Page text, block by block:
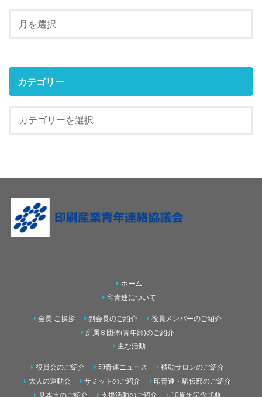
カテゴリー
ホーム
印青連について
会長 ご挨拶 副会長のご紹介
役員メンバーのご紹介
所属８団体(青年部)のご紹介
主な活動
役員会のご紹介 印青連ニュース
移動サロンのご紹介
大人の運動会
サミットのご紹介
印青連・駅伝部のご紹介
見本市のご紹介
支援活動のご紹介 10周年記念式典